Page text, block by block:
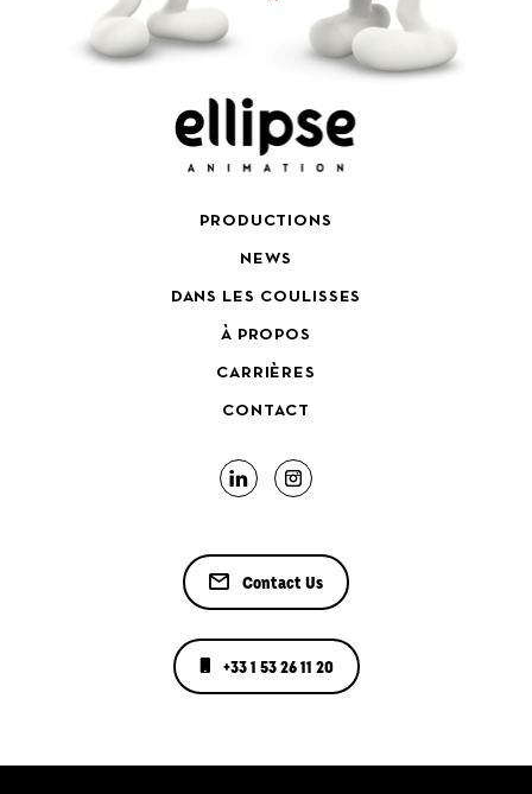
PRODUCTIONS
NEWS
DANS LES COULISSES
À PROPOS
CARRIÈRES
CONTACT
Contact Us
+33 1 53 26 11 20